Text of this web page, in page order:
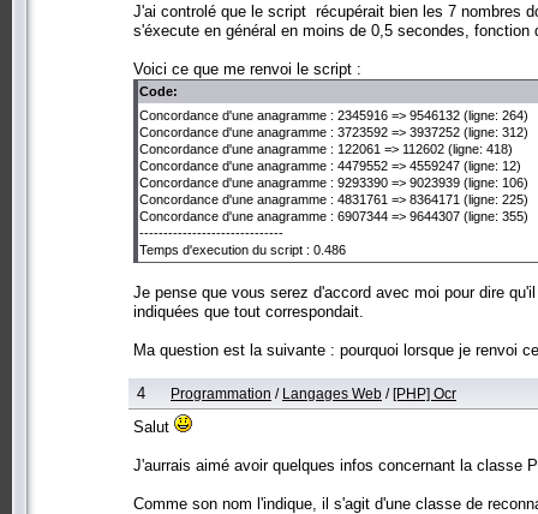
J'ai controlé que le script récupérait bien les 7 nombres
s'éxecute en général en moins de 0,5 secondes,
Voici ce que me renvoi le script :
Code:
Concordance d'une anagramme : 2345916 => 9546132 (ligne: 264)
Concordance d'une anagramme : 3723592 => 3937252 (ligne: 312)
Concordance d'une anagramme : 122061 => 112602 (ligne: 418)
Concordance d'une anagramme : 4479552 => 4559247 (ligne: 12)
Concordance d'une anagramme : 9293390 => 9023939 (ligne: 106)
Concordance d'une anagramme : 4831761 => 8364171 (ligne: 225)
Concordance d'une anagramme : 6907344 => 9644307 (ligne: 355)
------------------------------
Temps d'execution du script : 0.486
Je pense que vous serez d'accord avec moi pour dire
indiquées que tout correspondait.
Ma question est la suivante : pourquoi lorsque je renvoi
4 Programmation / Langages Web /[PHP] Ocr
Salut
J'aurrais aimé avoir quelques infos concernant la classe
Comme son nom l'indique, il s'agit d'une classe de